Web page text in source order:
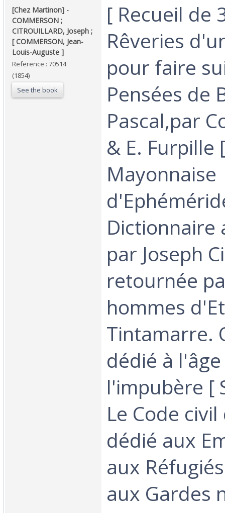
‎[Chez Martinon] - ‎ ‎
COMMERSON ;
CITROUILLARD, Joseph ;
[ COMMERSON, Jean-
Louis-Auguste ] ‎
Reference : 70514
(1854)
See the book
‎[ Recueil de
Rêveries
pour faire
Pensées de
Pascal,par
& E. Furpille
Mayonnaise
Dictionnaire
par Joseph
retournée
hommes
Tintamarre.
dédié à
l'impubère [
Le Code
dédié aux
aux
aux Gardes